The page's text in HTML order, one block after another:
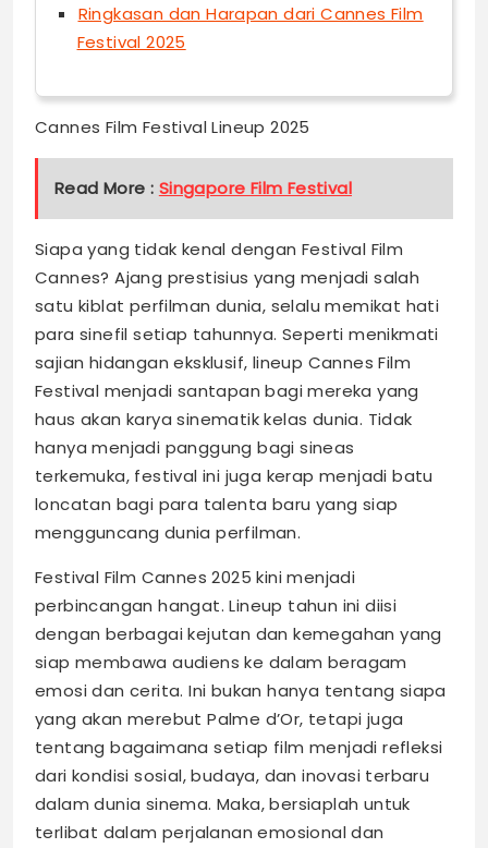
Ringkasan dan Harapan dari Cannes Film
Festival 2025
Cannes Film Festival Lineup 2025
Read More : Singapore Film Festival
Siapa yang tidak kenal dengan Festival Film
Cannes? Ajang prestisius yang menjadi salah
satu kiblat perfilman dunia, selalu memikat hati
para sinefil setiap tahunnya. Seperti menikmati
sajian hidangan eksklusif, lineup Cannes Film
Festival menjadi santapan bagi mereka yang
haus akan karya sinematik kelas dunia. Tidak
hanya menjadi panggung bagi sineas
terkemuka, festival ini juga kerap menjadi batu
loncatan bagi para talenta baru yang siap
mengguncang dunia perfilman.
Festival Film Cannes 2025 kini menjadi
perbincangan hangat. Lineup tahun ini diisi
dengan berbagai kejutan dan kemegahan yang
siap membawa audiens ke dalam beragam
emosi dan cerita. Ini bukan hanya tentang siapa
yang akan merebut Palme d’Or, tetapi juga
tentang bagaimana setiap film menjadi refleksi
dari kondisi sosial, budaya, dan inovasi terbaru
dalam dunia sinema. Maka, bersiaplah untuk
terlibat dalam perjalanan emosional dan